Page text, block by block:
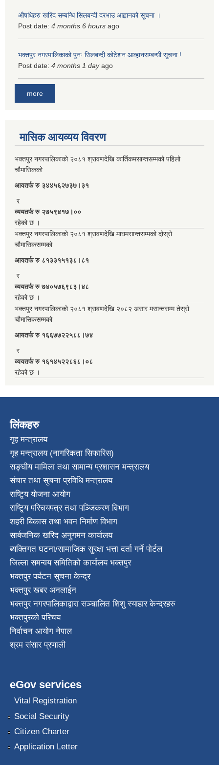
औषधिहरु खरिद सम्बन्धि सिलबन्दी दरभाउ आह्वानको सूचना ।
Post date: 4 months 6 hours ago
भक्तपुर नगरपालिकाको पुनः सिलबन्दी कोटेशन आव्हानसम्बन्धी सूचना !
Post date: 4 months 1 dayago
more
मासिक आयव्यय विवरण
भक्तपुर नगरपालिकाको २०८१ श्रावणदेखि कार्तिकमसान्तसम्मको पहिलो
चौमासिकको
आयतर्फ रु‌ ३४४५६२७३७।३१
र
व्ययतर्फ रु २७५९४१७।००
रहेको छ ।
भक्तपुर नगरपालिकाको २०८१ श्रावणदेखि माघमसान्तसम्मको दोस्रो
चौमासिकसम्मको
आयतर्फ रु‌ ८१३३१५१३८।८१
र
व्ययतर्फ रु ७४०५७६९८३।४८
रहेको छ ।
भक्तपुर नगरपालिकाको २०८१ श्रावणदेखि २०८२ असार मसान्तसम्म तेस्रो
चौमासिकसम्मको
आयतर्फ रु‌ १६६७७२२५८८।७४
र
व्ययतर्फ रु १६१४५२२८६८।०८
रहेको छ ।
लिंकहरु
गृह मन्त्रालय
गृह मन्त्रालय (नागरिकता सिफारिस)
सङ्घीय मामिला तथा सामान्य प्रशासन मन्त्रालय
संचार तथा सुचना प्रविधि मन्त्रालय
राष्टि्ृय योजना आयोग
राष्टि्ृय परिचयपत्र तथा पञ्जिकरण विभाग
शहरी बिकास तथा भवन निर्माण विभाग
सार्बजनिक खरिद अनुगमन कार्यालय
ब्यक्तिगत घटना/सामाजिक सुरक्षा भत्ता दर्ता गर्ने पोर्टल
जिल्ला समन्वय समितिको कार्यालय भक्तपुर
भक्तपुर पर्यटन सुचना केन्द्र
भक्तपुर खबर अनलाईन
भक्तपुर नगरपालिकाद्वारा सञ्चालित शिशु स्याहार केन्द्रहरु
भक्तपुरकाे परिचय
निर्वाचन आयोग नेपाल
श्रम संसार प्रणाली
eGov services
Vital Registration
Social Security
Citizen Charter
Application Letter